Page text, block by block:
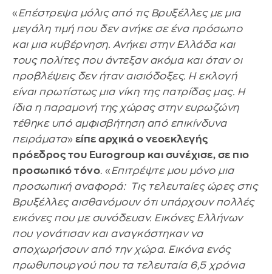
«Επέστρεψα μόλις από τις Βρυξέλλες με μια
μεγάλη τιμή που δεν ανήκε σε ένα πρόσωπο
και μια κυβέρνηση. Ανήκει στην Ελλάδα και
τους πολίτες που άντεξαν ακόμα και όταν οι
προβλέψεις δεν ήταν αισιόδοξες. Η εκλογή
είναι πρωτίστως μια νίκη της πατρίδας μας. Η
ίδια η παραμονή της χώρας στην ευρωζώνη
τέθηκε υπό αμφισβήτηση από επικίνδυνα
πειράματα» είπε αρχικά ο νεοεκλεγής
πρόεδρος του Eurogroup και συνέχισε, σε πιο
προσωπικό τόνο. «Επιτρέψτε μου μόνο μια
προσωπική αναφορά: Τις τελευταίες ώρες στις
Βρυξέλλες αισθανόμουν ότι υπάρχουν πολλές
εικόνες που με συνόδευαν. Εικόνες Ελλήνων
που γονάτισαν και αναγκάστηκαν να
αποχωρήσουν από την χώρα. Εικόνα ενός
πρωθυπουργού που τα τελευταία 6,5 χρόνια